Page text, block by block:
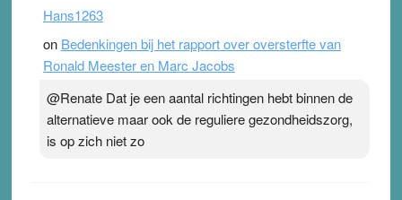
Hans1263
on Bedenkingen bij het rapport over oversterfte van
Ronald Meester en Marc Jacobs
@Renate Dat je een aantal richtingen hebt binnen de
alternatieve maar ook de reguliere gezondheidszorg,
is op zich niet zo